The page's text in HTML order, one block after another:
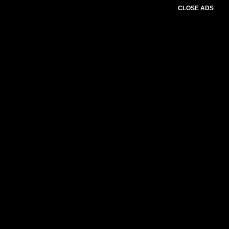
CLOSE ADS